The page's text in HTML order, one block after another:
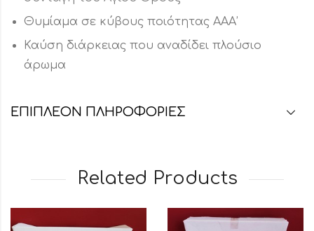
Θυμίαμα σε κύβους ποιότητας ΑΑΑ’
Καύση διάρκειας που αναδίδει πλούσιο
άρωμα
ΕΠΙΠΛΈΟΝ ΠΛΗΡΟΦΟΡΊΕΣ
Related Products